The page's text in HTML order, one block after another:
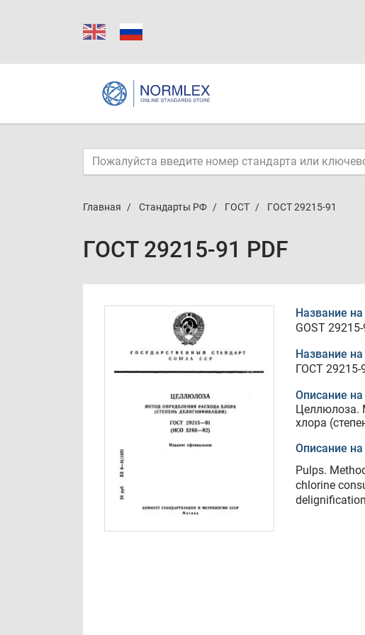
Главная Стандарты РФ ГОСТ ГОСТ 29215-91
ГОСТ 29215-91 PDF
Название
GOST 29215-
Название
ГОСТ 29215-
Описание
Целлюлоза.
хлора
Описание
Pulps.
chlorine